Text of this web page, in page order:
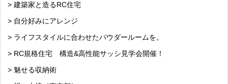
> 建築家と造るRC住宅
> 自分好みにアレンジ
> ライフスタイルに合わせたパウダールームを。
> RC規格住宅 構造&高性能サッシ見学会開催！
> 魅せる収納術